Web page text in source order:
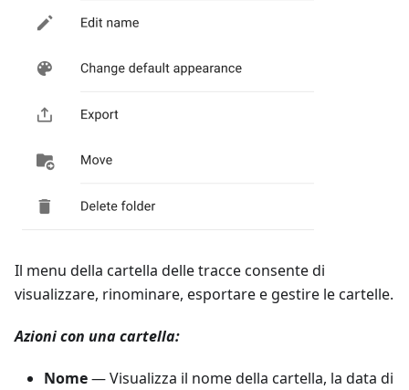
Il menu della cartella delle tracce consente di
visualizzare, rinominare, esportare e gestire le cartelle.
Azioni con una cartella:
Nome— Visualizza il nome della cartella, la data di